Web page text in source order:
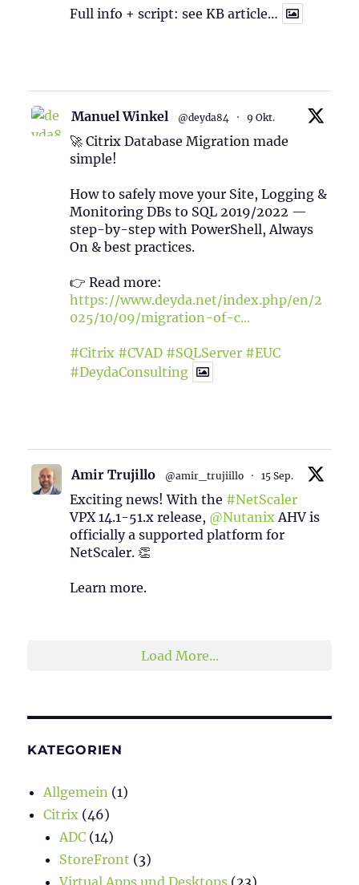
Full info + script: see KB article…
Manuel Winkel @deyda84 · 9 Okt.
🚀 Citrix Database Migration made
simple!
How to safely move your Site, Logging &
Monitoring DBs to SQL 2019/2022 —
step-by-step with PowerShell, Always
On & best practices.
👉 Read more:
https://www.deyda.net/index.php/en/2
025/10/09/migration-of-c...
#Citrix #CVAD #SQLServer #EUC
#DeydaConsulting
Amir Trujillo @amir_trujiillo · 15 Sep.
Exciting news! With the #NetScaler
VPX 14.1-51.x release, @Nutanix AHV is
officially a supported platform for
NetScaler. 👏
Learn more.
Load More...
KATEGORIEN
Allgemein (1)
Citrix (46)
ADC (14)
StoreFront (3)
Virtual Apps und Desktops (23)